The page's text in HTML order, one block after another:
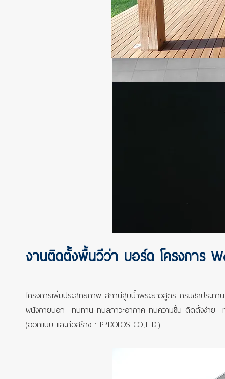
งานติดตั้งพื้นวีว่า บอร์ด โครงการ
โครงการเพิ่มประสิทธิภาพ สถานีสูบน้ำพระยาวิสูตร กรมชลประท
ผนังภายนอก ทนทาน ทนสภาวะอากาศ ทนความชื้น ติดตั้งง่าย
(ออกแบบ และก่อสร้าง : PP.DOLOS CO.,LTD.)